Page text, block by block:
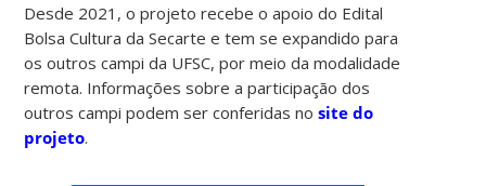
Desde 2021, o projeto recebe o apoio do Edital
Bolsa Cultura da Secarte e tem se expandido para
os outros campi da UFSC, por meio da modalidade
remota. Informaçõessobre a participação dos
outros campi podem ser conferidas nosite do
projeto.